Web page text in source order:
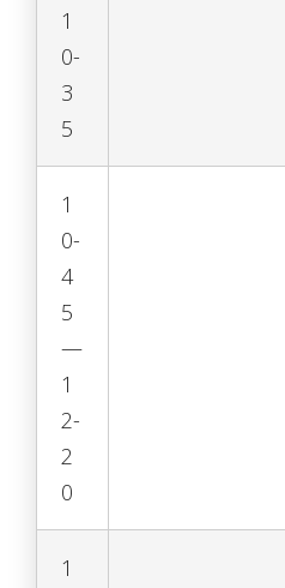
1
0-
3
5
1
0-
4
5
—
1
2-
2
0
1